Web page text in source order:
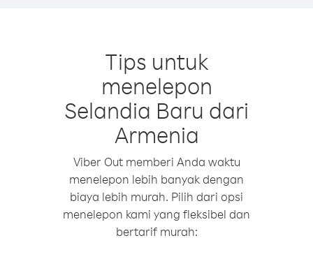
Tips untuk
menelepon
Selandia Baru dari
Armenia
Viber Out memberi Anda waktu
menelepon lebih banyak dengan
biaya lebih murah. Pilih dari opsi
menelepon kami yang fleksibel dan
bertarif murah: